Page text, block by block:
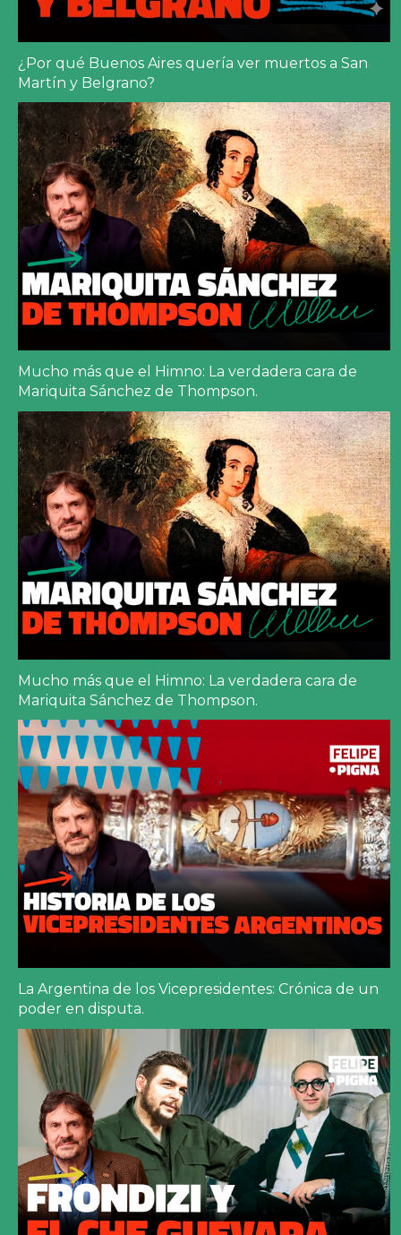
¿Por qué Buenos Aires quería ver muertos a San
Martín y Belgrano?
Mucho más que el Himno: La verdadera cara de
Mariquita Sánchez de Thompson.
Mucho más que el Himno: La verdadera cara de
Mariquita Sánchez de Thompson.
La Argentina de los Vicepresidentes: Crónica de un
poder en disputa.